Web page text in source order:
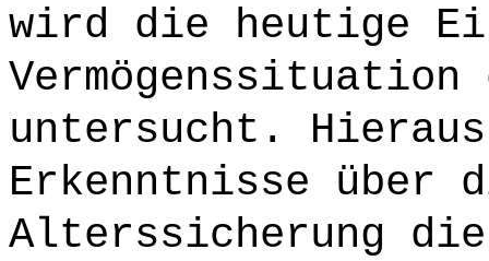
wird die heutige
Vermögenssituation
untersucht.
Erkenntnisse über
Alterssicherung